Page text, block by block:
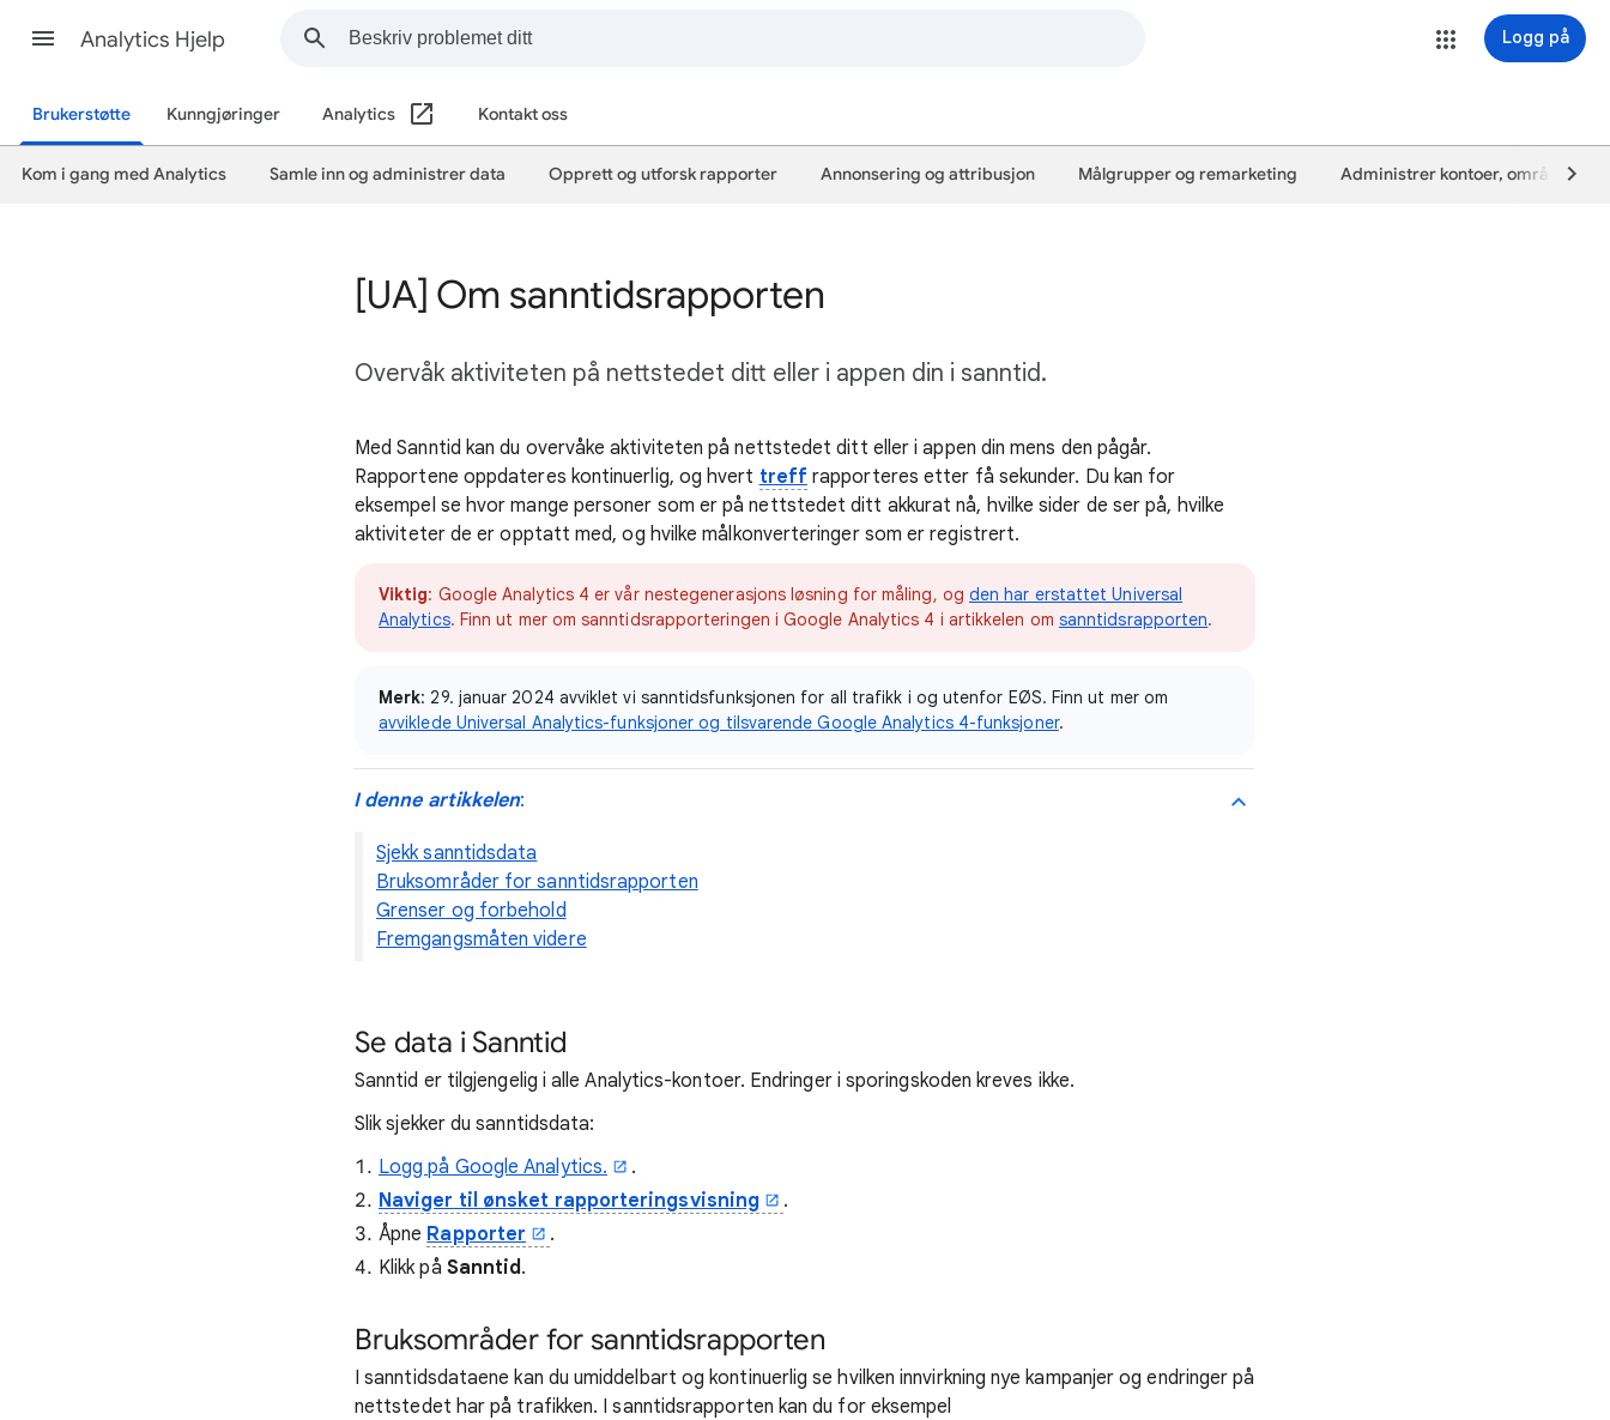
Analytics Hjelp Logg på
Brukerstøtte Kunngjøringer Analytics Kontakt oss
Kom i gang med Analytics Samle inn og administrer data Opprett og utforsk rapporter Annonsering og attribusjon Målgrupper og remarketing Administrer kontoer, områder og
[UA] Om sanntidsrapporten
Overvåk aktiviteten på nettstedet ditt eller i appen din i sanntid.
Med Sanntid kan du overvåke aktiviteten på nettstedet ditt eller i appen din mens den pågår.
Rapportene oppdateres kontinuerlig, og hvert treff rapporteres etter få sekunder. Du kan for
eksempel se hvor mange personer som er på nettstedet ditt akkurat nå, hvilke sider de ser på, hvilke
aktiviteter de er opptatt med, og hvilke målkonverteringer som er registrert.
Viktig: Google Analytics 4 er vår nestegenerasjons løsning for måling, og den har erstattet Universal
Analytics. Finn ut mer om sanntidsrapporteringen i Google Analytics 4 i artikkelen om sanntidsrapporten.
Merk: 29. januar 2024 avviklet vi sanntidsfunksjonen for all trafikk i og utenfor EØS. Finn ut mer om
avviklede Universal Analytics-funksjoner og tilsvarende Google Analytics 4-funksjoner.
I denne artikkelen:
Sjekk sanntidsdata
Bruksområder for sanntidsrapporten
Grenser og forbehold
Fremgangsmåten videre
Se data i Sanntid
Sanntid er tilgjengelig i alle Analytics-kontoer. Endringer i sporingskoden kreves ikke.
Slik sjekker du sanntidsdata:
Logg på Google Analytics.
.
Naviger til ønsket rapporteringsvisning
.
Åpne Rapporter
.
Klikk på Sanntid.
Bruksområder for sanntidsrapporten
I sanntidsdataene kan du umiddelbart og kontinuerlig se hvilken innvirkning nye kampanjer og endringer på
nettstedet har på trafikken. I sanntidsrapporten kan du for eksempel